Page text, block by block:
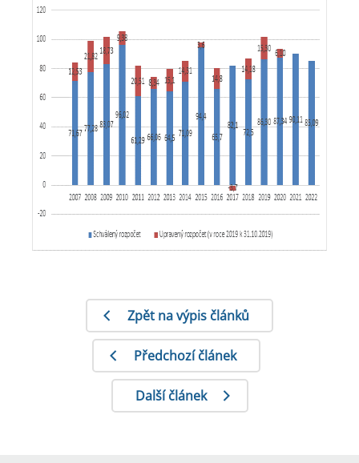
Zpět na výpis článků
Předchozí článek
Další článek